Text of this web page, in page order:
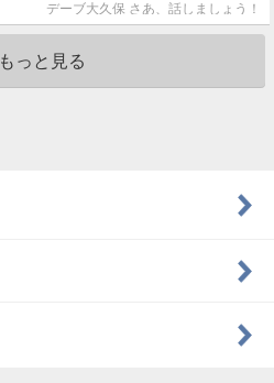
デーブ大久保 さあ、話しましょう！
もっと見る